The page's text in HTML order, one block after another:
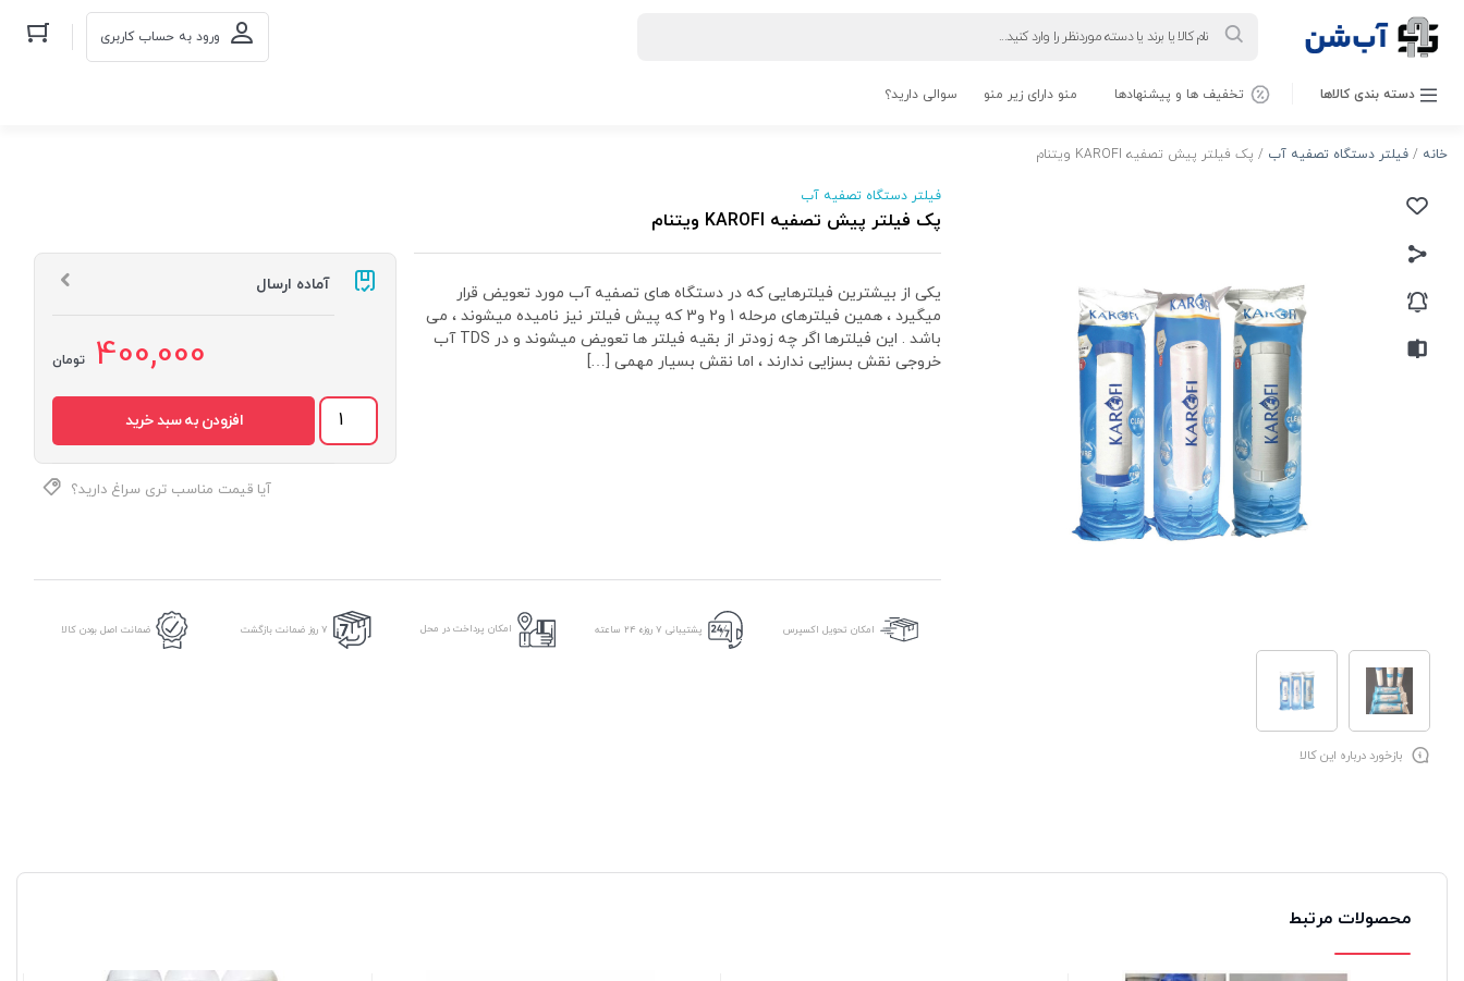
search ورود به حساب کاربری
دسته بندی کالاها تخفیف ها و پیشنهادها منو دارای زیر منو سوالی دارید؟
خانه / فیلتر دستگاه تصفیه آب / پک فیلتر پیش تصفیه KAROFI ویتنام
فیلتر دستگاه تصفیه آب
پک فیلتر پیش تصفیه KAROFI ویتنام
یکی از بیشترین فیلترهایی که در دستگاه های تصفیه آب مورد تعویض قرار
میگیرد ، همین فیلترهای مرحله 1 و2 و3 که پیش فیلتر نیز نامیده میشوند ، می
باشد . این فیلترها اگر چه زودتر از بقیه فیلتر ها تعویض میشوند و در TDS آب
خروجی نقش بسزایی ندارند ، اما نقش بسیار مهمی […]
آماده ارسال
400,000 تومان
پک
پیش
تصفیه
افزودن به سبد خرید
آیا قیمت مناسب تری سراغ دارید؟
امکان تحویل اکسپرس پشتیبانی ۷ روزه ۲۴ ساعته امکان پرداخت در محل 7 روز ضمانت بازگشت ضمانت اصل بودن کالا
بازخورد درباره این کالا
محصولات مرتبط